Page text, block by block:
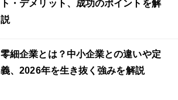
ト・デメリット、成功のポイントを解
説
零細企業とは？中小企業との違いや定
義、2026年を生き抜く強みを解説